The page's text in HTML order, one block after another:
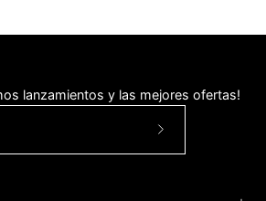
lanzamientos y las mejores ofertas!